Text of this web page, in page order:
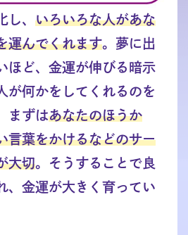
し、 いろいろな人があな
運んでくれます。夢に出
ほど、金運が伸びる暗示
が何かをしてくれるのを
まずはあなたのほうか
言葉をかけるなどのサー
大切。そうすることで良
、金運が大きく育ってい